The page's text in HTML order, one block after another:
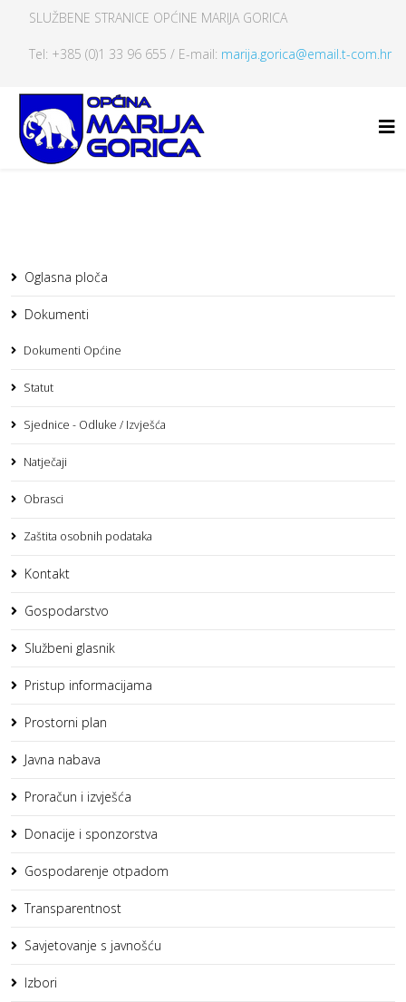
SLUŽBENE STRANICE OPĆINE MARIJA GORICA
Tel: +385 (0)1 33 96 655 / E-mail: marija.gorica@email.t-com.hr
Oglasna ploča
Dokumenti
Dokumenti Općine
Statut
Sjednice - Odluke / Izvješća
Natječaji
Obrasci
Zaštita osobnih podataka
Kontakt
Gospodarstvo
Službeni glasnik
Pristup informacijama
Prostorni plan
Javna nabava
Proračun i izvješća
Donacije i sponzorstva
Gospodarenje otpadom
Transparentnost
Savjetovanje s javnošću
Izbori